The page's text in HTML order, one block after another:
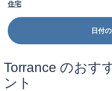
住宅
日付
Torrance のおす
ント